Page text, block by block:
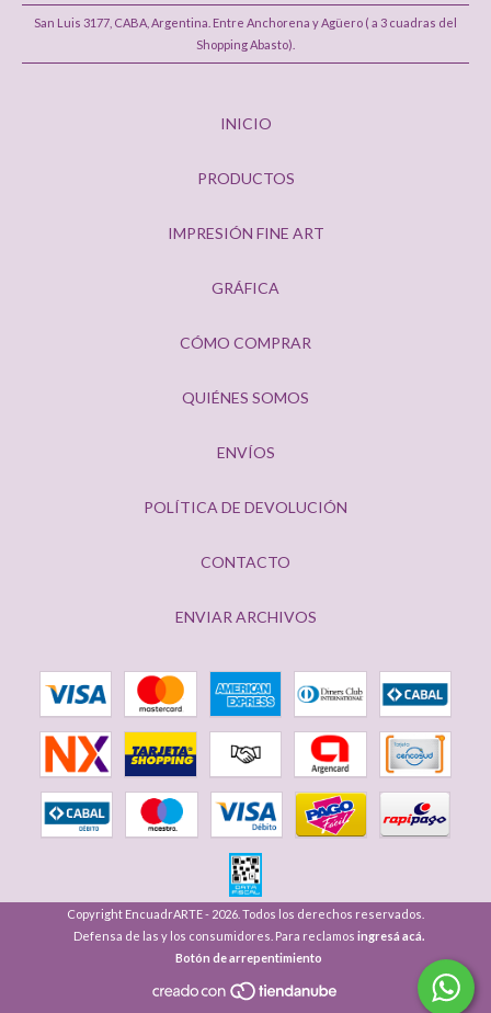
San Luis 3177, CABA, Argentina. Entre Anchorena y Agüero ( a 3 cuadras del
Shopping Abasto).
INICIO
PRODUCTOS
IMPRESIÓN FINE ART
GRÁFICA
CÓMO COMPRAR
QUIÉNES SOMOS
ENVÍOS
POLÍTICA DE DEVOLUCIÓN
CONTACTO
ENVIAR ARCHIVOS
Copyright EncuadrARTE - 2026. Todos los derechos reservados.
Defensa de las y los consumidores. Para reclamos ingresá acá.
Botón de arrepentimiento